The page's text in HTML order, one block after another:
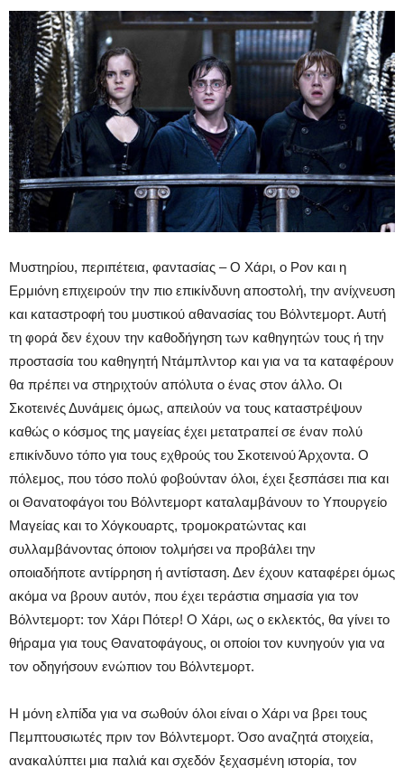
Μυστηρίου, περιπέτεια, φαντασίας – O Χάρι, ο Ρον και η
Ερμιόνη επιχειρούν την πιο επικίνδυνη αποστολή, την ανίχνευση
και καταστροφή του μυστικού αθανασίας του Βόλντεμορτ. Αυτή
τη φορά δεν έχουν την καθοδήγηση των καθηγητών τους ή την
προστασία του καθηγητή Ντάμπλντορ και για να τα καταφέρουν
θα πρέπει να στηριχτούν απόλυτα ο ένας στον άλλο. Οι
Σκοτεινές Δυνάμεις όμως, απειλούν να τους καταστρέψουν
καθώς ο κόσμος της μαγείας έχει μετατραπεί σε έναν πολύ
επικίνδυνο τόπο για τους εχθρούς του Σκοτεινού Άρχοντα. Ο
πόλεμος, που τόσο πολύ φοβούνταν όλοι, έχει ξεσπάσει πια και
οι Θανατοφάγοι του Βόλντεμορτ καταλαμβάνουν το Υπουργείο
Μαγείας και το Χόγκουαρτς, τρομοκρατώντας και
συλλαμβάνοντας όποιον τολμήσει να προβάλει την
οποιαδήποτε αντίρρηση ή αντίσταση. Δεν έχουν καταφέρει όμως
ακόμα να βρουν αυτόν, που έχει τεράστια σημασία για τον
Βόλντεμορτ: τον Χάρι Πότερ! Ο Χάρι, ως ο εκλεκτός, θα γίνει το
θήραμα για τους Θανατοφάγους, οι οποίοι τον κυνηγούν για να
τον οδηγήσουν ενώπιον του Βόλντεμορτ.
Η μόνη ελπίδα για να σωθούν όλοι είναι ο Χάρι να βρει τους
Πεμπτουσιωτές πριν τον Βόλντεμορτ. Όσο αναζητά στοιχεία,
ανακαλύπτει μια παλιά και σχεδόν ξεχασμένη ιστορία, τον